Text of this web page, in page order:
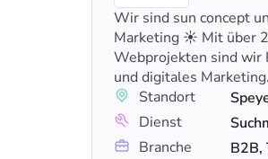
Wir sind sun concept
Marketing ☀️ Mit über
Webprojekten sind wir
und digitales Marketing.
Standort
Dienst
Branche
B2B,